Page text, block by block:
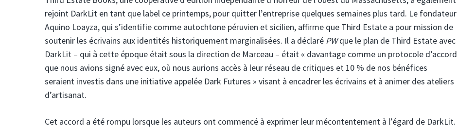
rejoint DarkLit en tant que label ce printemps, pour quitter l’entreprise quelques semaines plus tard. Le fondateur
Aquino Loayza, qui s’identifie comme autochtone péruvien et sicilien, affirme que Third Estate a pour mission de
soutenir les écrivains aux identités historiquement marginalisées. Il a déclaré PWque le plan de Third Estate avec
DarkLit – qui à cette époque était sous la direction de Marceau – était « davantage comme un protocole d’accord
que nous avions signé avec eux, où nous aurions accès à leur réseau de critiques et 10 % de nos bénéfices
seraient investis dans une initiative appelée Dark Futures » visant à encadrer les écrivains et à animer des ateliers
d’artisanat.
Cet accord a été rompu lorsque les auteurs ont commencé à exprimer leur mécontentement à l’égard de DarkLit.